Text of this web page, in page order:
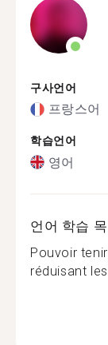
구사언어
프랑스어
학습언어
영어
언어 학습
Pouvoir
réduisant les